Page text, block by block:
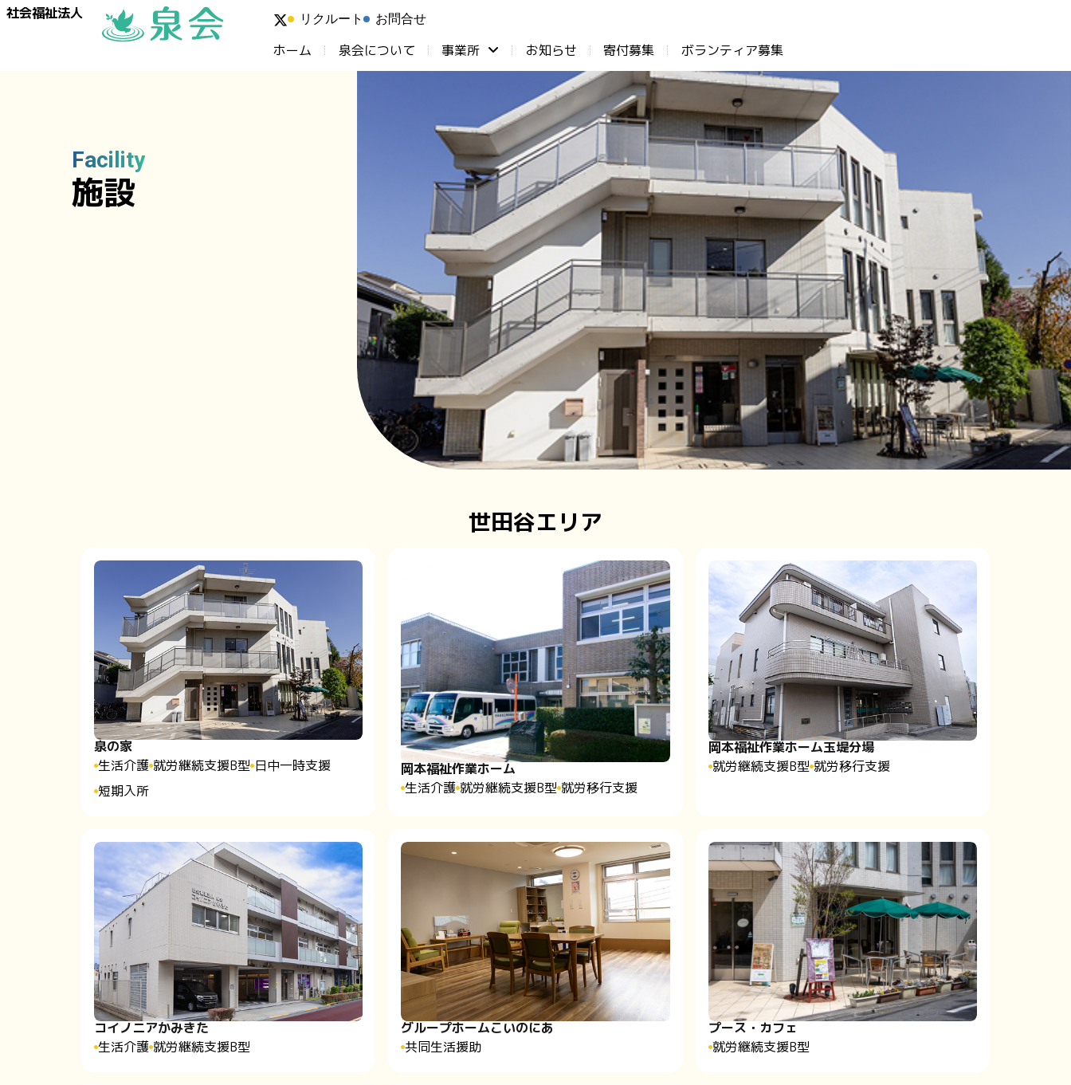
社会福祉法人 リクルート お問合せ
ホーム 泉会について 事業所 お知らせ ⁨寄付募集 ボランティア募集
Facility
施設
世田谷エリア
泉の家
生活介護 就労継続支援B型 日中一時支援
短期入所
岡本福祉作業ホーム
生活介護 就労継続支援B型 就労移行支援
岡本福祉作業ホーム玉堤分場
就労継続支援B型 就労移行支援
コイノニアかみきた
生活介護 就労継続支援B型
グループホームこいのにあ
共同生活援助
プース・カフェ
就労継続支援B型